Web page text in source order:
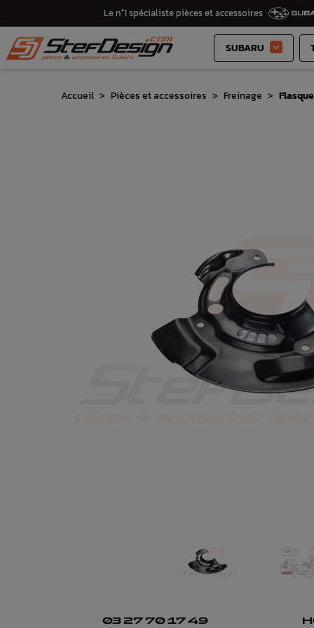
Le n°1 spécialiste pièces et accessoires
SUBARU 
Accueil Pièces et accessoires Freinage
03 27 70 17 49